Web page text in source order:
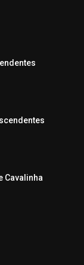
Cavalinha